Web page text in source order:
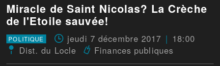
Miracle de Saint Nicolas? La Crèche
de l'Etoile sauvée!
POLITIQUE jeudi 7 décembre 2017
18:00
Dist. du Locle
Finances publiques